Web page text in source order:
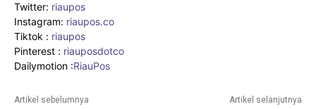
Twitter: riaupos
Instagram: riaupos.co
Tiktok : riaupos
Pinterest : riauposdotco
Dailymotion :RiauPos
Artikel sebelumnya Artikel selanjutnya